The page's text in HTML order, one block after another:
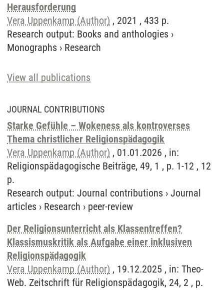
Herausforderung
Vera Uppenkamp (Author) , 2021 , 433 p.
Research output: Books and anthologies ›
Monographs › Research
View all publications
JOURNAL CONTRIBUTIONS
Starke Gefühle – Wokeness als kontroverses
Thema christlicher Religionspädagogik
Vera Uppenkamp (Author) , 01.01.2026 , in:
Religionspädagogische Beiträge, 49, 1 , p. 1-12 , 12
p.
Research output: Journal contributions › Journal
articles › Research › peer-review
Der Religionsunterricht als Klassentreffen?
Klassismuskritik als Aufgabe einer inklusiven
Religionspädagogik
Vera Uppenkamp (Author) , 19.12.2025 , in: Theo-
Web. Zeitschrift für Religionspädagogik, 24, 2 , p.